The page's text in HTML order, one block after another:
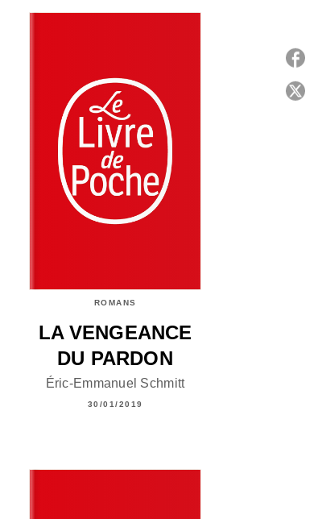
ROMANS
LA VENGEANCE
DU PARDON
Éric-Emmanuel Schmitt
30/01/2019